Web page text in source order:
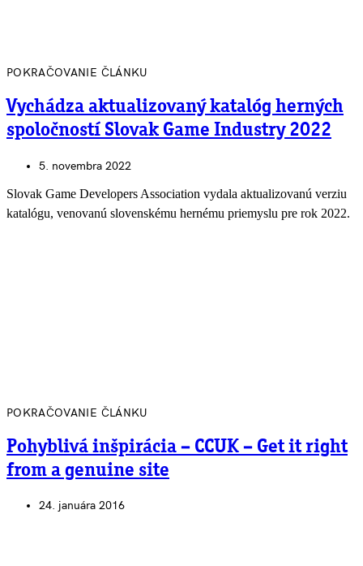
POKRAČOVANIE ČLÁNKU
Vychádza aktualizovaný katalóg herných
spoločností Slovak Game Industry 2022
5. novembra 2022
Slovak Game Developers Association vydala aktualizovanú verziu
katalógu, venovanú slovenskému hernému priemyslu pre rok 2022.
POKRAČOVANIE ČLÁNKU
Pohyblivá inšpirácia – CCUK – Get it right
from a genuine site
24. januára 2016